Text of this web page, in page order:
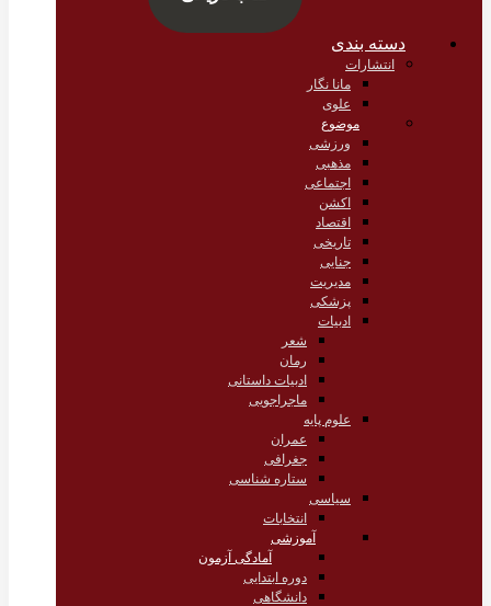
دسته بندی
انتشارات
مانا نگار
علوی
موضوع
ورزشی
مذهبی
اجتماعی
اکشن
اقتصاد
تاریخی
جنایی
مدیریت
پزشکی
ادبیات
شعر
رمان
ادبیات داستانی
ماجراجویی
علوم پایه
عمران
جغرافی
ستاره شناسی
سیاسی
انتخابات
آموزشی
آمادگی آزمون
دوره ابتدایی
دانشگاهی